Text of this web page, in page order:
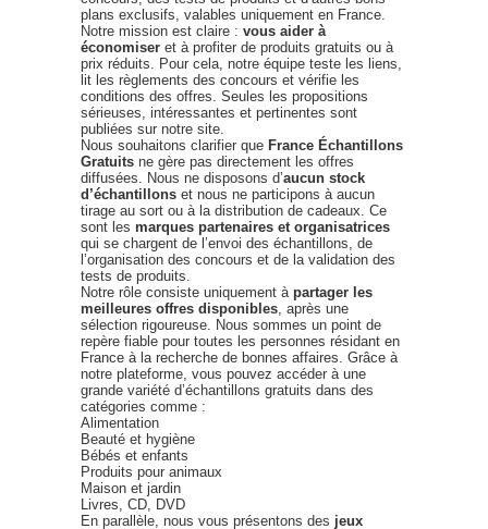
plans exclusifs, valables uniquement en France.
Notre mission est claire : vous aider à
économiser et à profiter de produits gratuits ou à
prix réduits. Pour cela, notre équipe teste les liens,
lit les règlements des concours et vérifie les
conditions des offres. Seules les propositions
sérieuses, intéressantes et pertinentes sont
publiées sur notre site.
Nous souhaitons clarifier que France Échantillons
Gratuits ne gère pas directement les offres
diffusées. Nous ne disposons d’aucun stock
d’échantillons et nous ne participons à aucun
tirage au sort ou à la distribution de cadeaux. Ce
sont les marques partenaires et organisatrices
qui se chargent de l’envoi des échantillons, de
l’organisation des concours et de la validation des
tests de produits.
Notre rôle consiste uniquement à partager les
meilleures offres disponibles, après une
sélection rigoureuse. Nous sommes un point de
repère fiable pour toutes les personnes résidant en
France à la recherche de bonnes affaires. Grâce à
notre plateforme, vous pouvez accéder à une
grande variété d’échantillons gratuits dans des
catégories comme :
Alimentation
Beauté et hygiène
Bébés et enfants
Produits pour animaux
Maison et jardin
Livres, CD, DVD
En parallèle, nous vous présentons des jeux